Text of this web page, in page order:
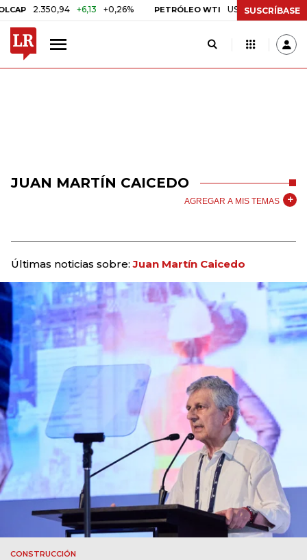
2.350,94 +6,13 +0,26% PETRÓLEO WTI US$ 78,01 US$ 2,92
SUSCRÍBASE
JUAN MARTÍN CAICEDO
AGREGAR A MIS TEMAS
Últimas noticias sobre:Juan Martín Caicedo
CONSTRUCCIÓN